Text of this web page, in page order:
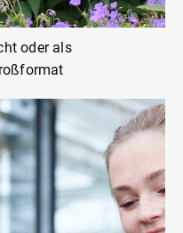
oder als